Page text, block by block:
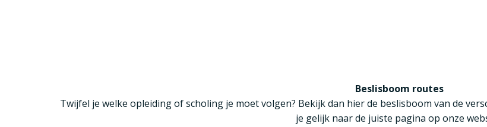
Beslisboom routes
Twijfel je welke opleiding of scholing je moet volgen? Bekijk dan hier de beslisboom van de
je gelijk naar de juiste pagina op onze